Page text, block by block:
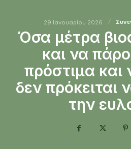
29 Ιανουαρίου 2026
Όσα μέτρα
και να
πρόστιμα και
δεν πρόκειται
την